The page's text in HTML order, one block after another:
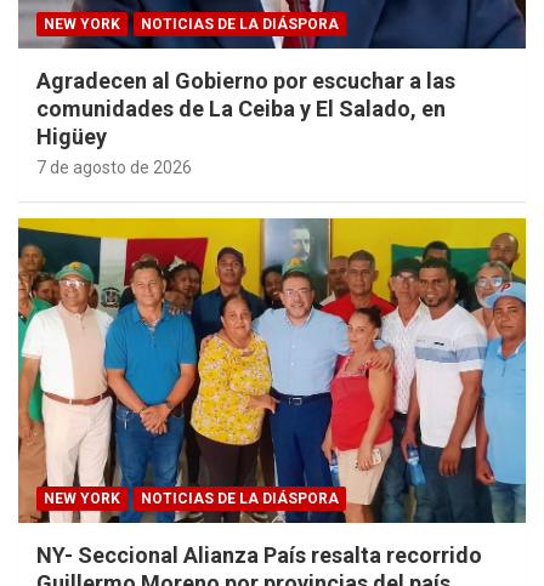
NEW YORK NOTICIAS DE LA DIÁSPORA
Agradecen al Gobierno por escuchar a las
comunidades de La Ceiba y El Salado, en
Higüey
7 de agosto de 2026
NEW YORK NOTICIAS DE LA DIÁSPORA
NY- Seccional Alianza País resalta recorrido